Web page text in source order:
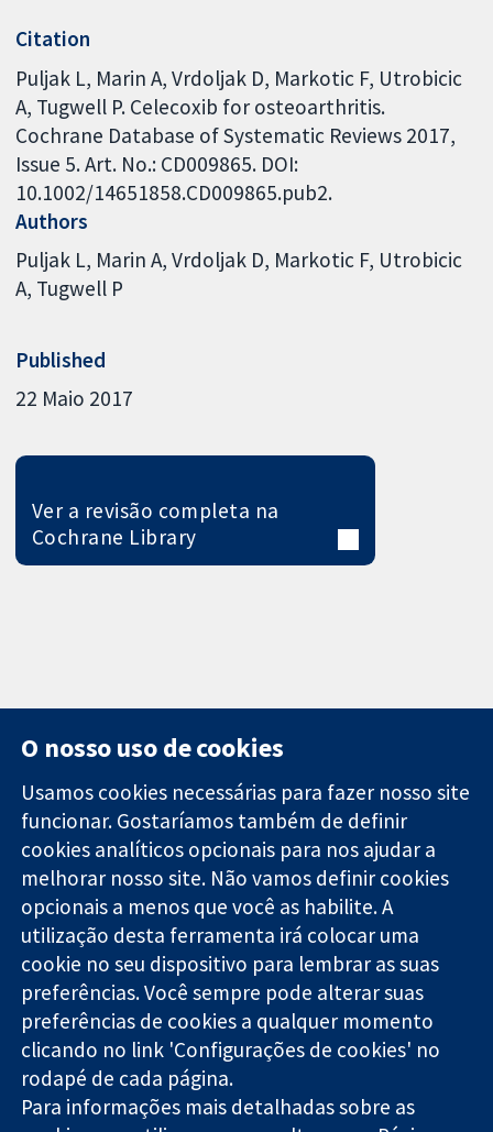
Citation
Puljak L, Marin A, Vrdoljak D, Markotic F, Utrobicic
A, Tugwell P. Celecoxib for osteoarthritis.
Cochrane Database of Systematic Reviews 2017,
Issue 5. Art. No.: CD009865. DOI:
10.1002/14651858.CD009865.pub2.
Authors
Puljak L Marin A Vrdoljak D Markotic F Utrobicic
A Tugwell P
Published
22 Maio 2017
Ver a revisão completa na
Cochrane Library
Evidências
confiáveis.
Decisões
informadas.
Melhor saúde.
11-13 Cavendish
Square
Londres
W1G 0AN
Reino Unido
Contato
Notícias
Assessoria de
imprensa
Sobre nós
Cochrane
Library
A Cochrane Collaboration é uma organização sem fins lucrativos
(caridade nº 1045921) e uma empresa limitada por garantia (nº
O nosso uso de cookies
Usamos cookies necessárias para fazer nosso site
funcionar. Gostaríamos também de definir
cookies analíticos opcionais para nos ajudar a
melhorar nosso site. Não vamos definir cookies
opcionais a menos que você as habilite. A
utilização desta ferramenta irá colocar uma
cookie no seu dispositivo para lembrar as suas
preferências. Você sempre pode alterar suas
preferências de cookies a qualquer momento
clicando no link 'Configurações de cookies' no
rodapé de cada página.
Para informações mais detalhadas sobre as